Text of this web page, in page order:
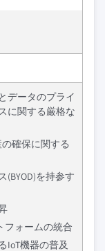
データのプライ
に関する厳格な
確保に関する
(BYOD)を持参す
フォームの統合
IoT機器の普及